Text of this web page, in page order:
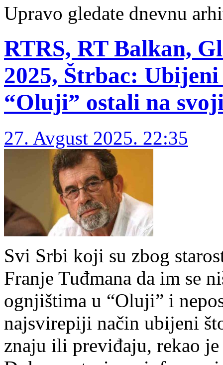
Upravo gledate dnevnu
RTRS, RT Balkan,
2025, Štrbac:
“Oluji” ostali na
27. Avgust 2025. 22:35
Svi Srbi koji su zbog
Franje Tuđmana da im se
ognjištima u “Oluji” i
najsvirepiji način ubijeni
znaju ili previđaju, rekao